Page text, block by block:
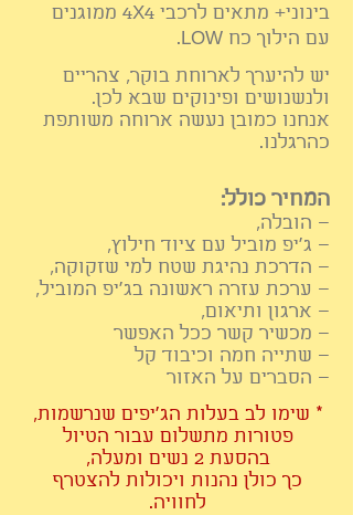
בינוני+ מתאים לרכבי 4X4 ממוגנים
עם הילוך כח LOW.
יש להיערך לארוחת בוקר, צהריים
ולנשנושים ופינוקים שבא לכן.
אנחנו כמובן נעשה ארוחה משותפת
כהרגלנו.
המחיר כולל:
– הובלה,
– ג'יפ מוביל עם ציוד חילוץ,
– הדרכת נהיגת שטח למי שזקוקה,
– ערכת עזרה ראשונה בג'יפ המוביל,
– ארגון ותיאום,
– מכשיר קשר ככל האפשר
– שתייה חמה וכיבוד קל
– הסברים על האזור
* שימו לב בעלות הג'יפים שנרשמות,
פטורות מתשלום עבור הטיול
בהסעת 2 נשים ומעלה,
כך כולן נהנות ויכולות להצטרף
לחוויה.